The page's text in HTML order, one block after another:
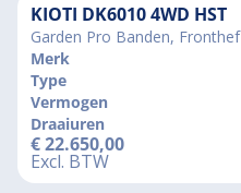
KIOTI DK6010 4WD HST
Garden Pro Banden, Fronthef
Merk
Type
Vermogen
Draaiuren
€22.650,00
Excl. BTW